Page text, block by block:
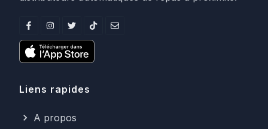
Liens rapides
A propos